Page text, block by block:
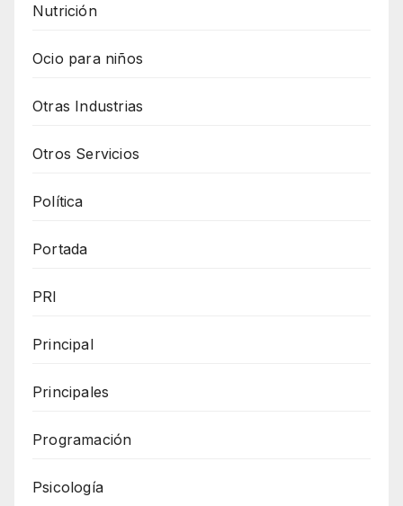
Nutrición
Ocio para niños
Otras Industrias
Otros Servicios
Política
Portada
PRI
Principal
Principales
Programación
Psicología